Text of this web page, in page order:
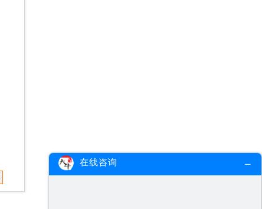
在线咨询